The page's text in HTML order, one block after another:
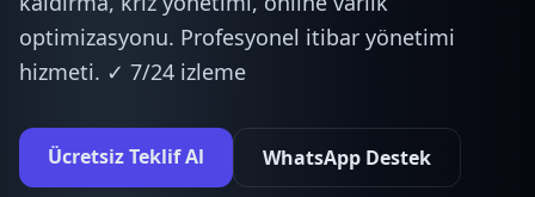
optimizasyonu. Profesyonel itibar yönetimi
hizmeti. ✓ 7/24 izleme
Ücretsiz Teklif Al WhatsApp Destek